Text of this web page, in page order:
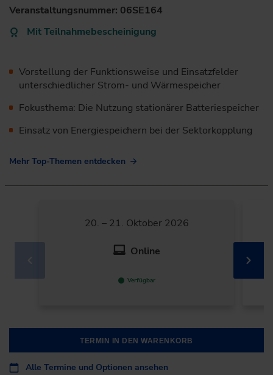
Veranstaltungsnummer: 06SE164
Mit Teilnahmebescheinigung
Vorstellung der Funktionsweise und Einsatzfelder
unterschiedlicher Strom- und Wärmespeicher
Fokusthema: Die Nutzung stationärer Batteriespeicher
Einsatz von Energiespeichern bei der Sektorkopplung
Mehr Top-Themen entdecken
20. – 21. Oktober 2026
Online
Verfügbar
TERMIN IN DEN WARENKORB
Alle Termine und Optionen ansehen